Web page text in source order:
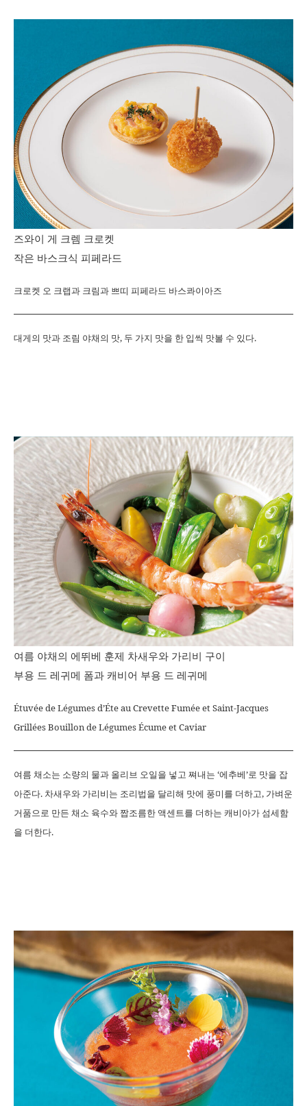
즈와이 게 크렘 크로켓
작은 바스크식 피페라드
크로켓 오 크랩과 크림과 쁘띠 피페라드 바스콰이아즈
대게의 맛과 조림 야채의 맛, 두 가지 맛을 한 입씩 맛볼 수 있다.
여름 야채의 에뛰베 훈제 차새우와 가리비 구이
부용 드 레귀메 폼과 캐비어 부용 드 레귀메
Étuvée de Légumes d’Éte au Crevette Fumée et Saint-Jacques
Grillées Bouillon de Légumes Écume et Caviar
여름 채소는 소량의 물과 올리브 오일을 넣고 쪄내는 ‘에추베’로 맛을 잡
아준다. 차새우와 가리비는 조리법을 달리해 맛에 풍미를 더하고, 가벼운
거품으로 만든 채소 육수와 짭조름한 액센트를 더하는 캐비아가 섬세함
을 더한다.